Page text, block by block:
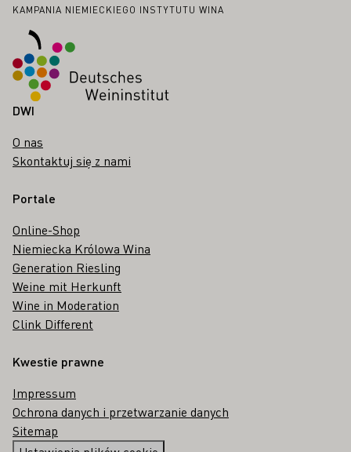
Stopka
KAMPANIA NIEMIECKIEGO INSTYTUTU WINA
DWI
O nas
Skontaktuj się z nami
Portale
Online-Shop
Niemiecka Królowa Wina
Generation Riesling
Weine mit Herkunft
Wine in Moderation
Clink Different
Kwestie prawne
Impressum
Ochrona danych i przetwarzanie danych
Sitemap